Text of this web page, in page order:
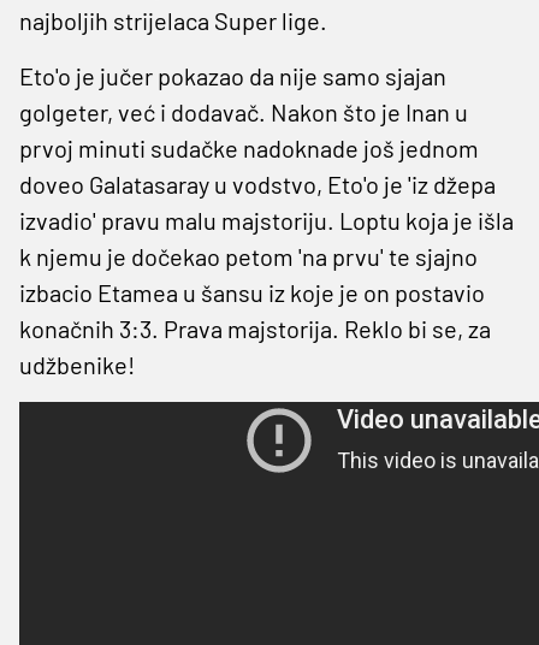
najboljih strijelaca Super lige.
Eto'o je jučer pokazao da nije samo sjajan
golgeter, već i dodavač. Nakon što je Inan u
prvoj minuti sudačke nadoknade još jednom
doveo Galatasaray u vodstvo, Eto'o je 'iz džepa
izvadio' pravu malu majstoriju. Loptu koja je išla
k njemu je dočekao petom 'na prvu' te sjajno
izbacio Etamea u šansu iz koje je on postavio
konačnih 3:3. Prava majstorija. Reklo bi se, za
udžbenike!